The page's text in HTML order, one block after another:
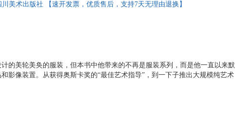
箱包皮具
手机通讯
数码影音
川美术出版社 【速开发票，优质售后，支持7天无理由退换】
的美轮美奂的服装，但本书中他带来的不再是服装系列，而是他一直以来默
影像装置。从获得奥斯卡奖的“最佳艺术指导”，到一下子推出大规模纯艺术
里不免令人惊讶，但是在他自己看来却是自然而然的事情。